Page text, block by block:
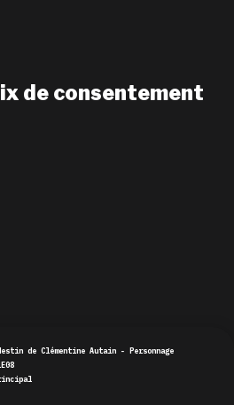
de consentement
de Clémentine Autain - Personnage